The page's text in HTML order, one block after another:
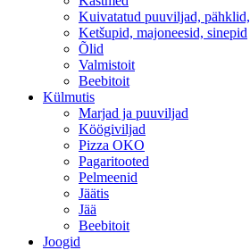
Kuivatatud puuviljad, pähklid,
Ketšupid, majoneesid, sinepid
Õlid
Valmistoit
Beebitoit
Külmutis
Marjad ja puuviljad
Köögiviljad
Pizza OKO
Pagaritooted
Pelmeenid
Jäätis
Jää
Beebitoit
Joogid